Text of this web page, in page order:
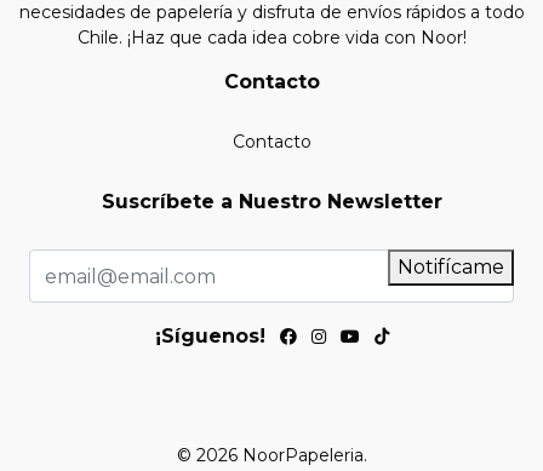
necesidades de papelería y disfruta de envíos rápidos a todo
Chile. ¡Haz que cada idea cobre vida con Noor!
Contacto
Contacto
Suscríbete a Nuestro Newsletter
Notifícame
¡Síguenos!
© 2026 NoorPapeleria.